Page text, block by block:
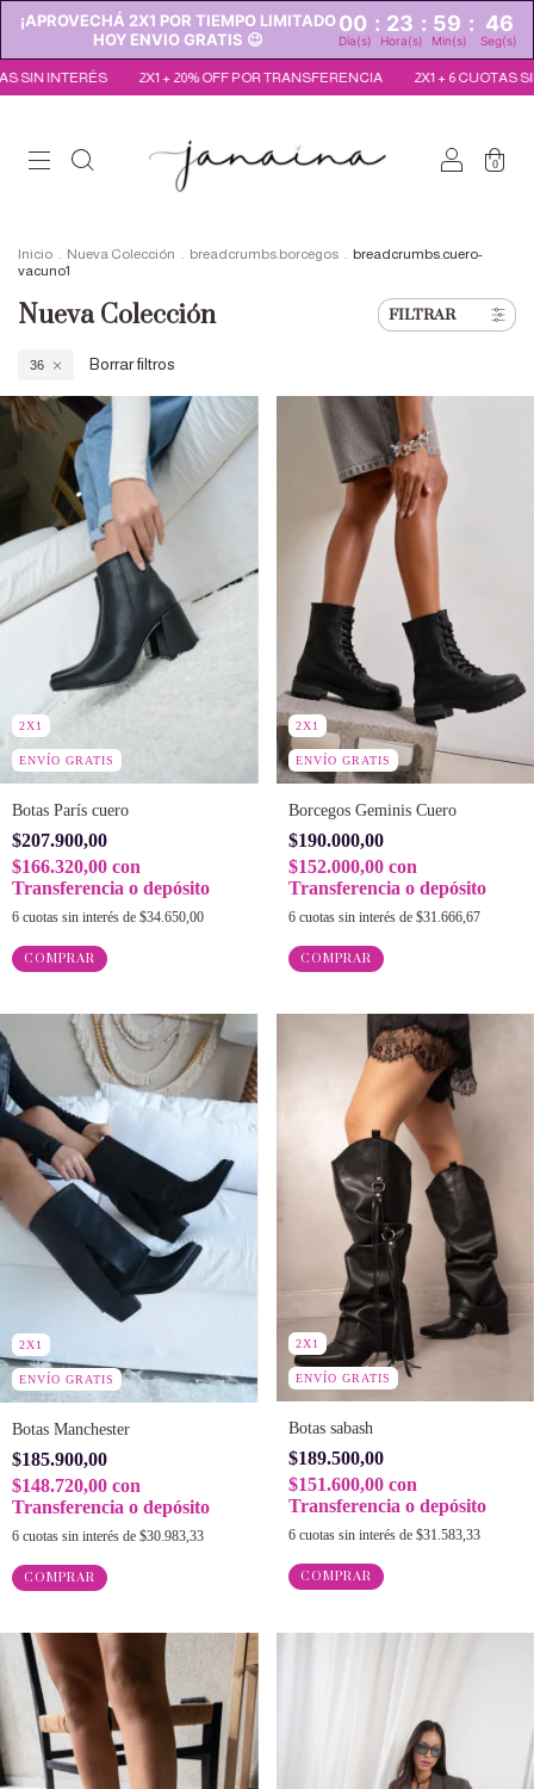
¡APROVECHÁ 2X1 POR TIEMPO LIMITADO
HOY ENVIO GRATIS 😉
00 : 23 : 59 : 44
Dia(s) Hora(s) Min(s) Seg(s)
OFF POR TRANSFERENCIA 2X1 + 6 CUOTAS SIN INTERÉS 2X1 + 20%
0
Inicio . Nueva Colección . breadcrumbs.borcegos . breadcrumbs.cuero-
vacuno1
Nueva Colección FILTRAR
36 Borrar filtros
2X1
ENVÍO GRATIS
Botas París cuero
$207.900,00
$166.320,00 con
Transferencia o depósito
6 cuotas sin interés de $34.650,00
COMPRAR
2X1
ENVÍO GRATIS
Borcegos Geminis Cuero
$190.000,00
$152.000,00 con
Transferencia o depósito
6 cuotas sin interés de $31.666,67
COMPRAR
2X1
ENVÍO GRATIS
Botas Manchester
$185.900,00
$148.720,00 con
Transferencia o depósito
6 cuotas sin interés de $30.983,33
COMPRAR
2X1
ENVÍO GRATIS
Botas sabash
$189.500,00
$151.600,00 con
Transferencia o depósito
6 cuotas sin interés de $31.583,33
COMPRAR